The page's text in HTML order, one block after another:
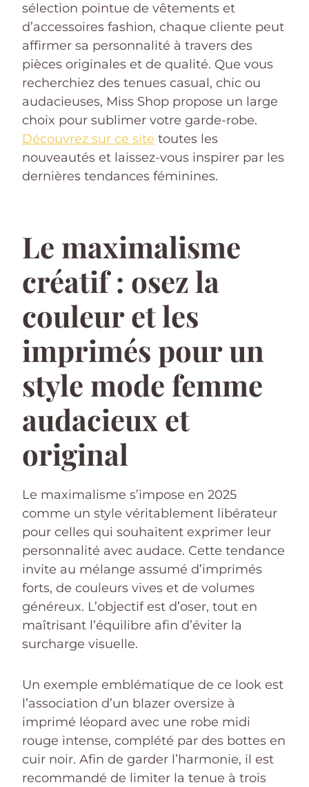
sélection pointue de vêtements et
d’accessoires fashion, chaque cliente peut
affirmer sa personnalité à travers des
pièces originales et de qualité. Que vous
recherchiez des tenues casual, chic ou
audacieuses, Miss Shop propose un large
choix pour sublimer votre garde-robe.
Découvrez sur ce site toutes les
nouveautés et laissez-vous inspirer par les
dernières tendances féminines.
Le maximalisme
créatif : osez la
couleur et les
imprimés pour un
style mode femme
audacieux et
original
Le maximalisme s’impose en 2025
comme un style véritablement libérateur
pour celles qui souhaitent exprimer leur
personnalité avec audace. Cette tendance
invite au mélange assumé d’imprimés
forts, de couleurs vives et de volumes
généreux. L’objectif est d’oser, tout en
maîtrisant l’équilibre afin d’éviter la
surcharge visuelle.
Un exemple emblématique de ce look est
l’association d’un blazer oversize à
imprimé léopard avec une robe midi
rouge intense, complété par des bottes en
cuir noir. Afin de garder l’harmonie, il est
recommandé de limiter la tenue à trois